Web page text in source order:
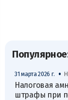
31 марта 2026 г. •
Налоговая
штрафы при